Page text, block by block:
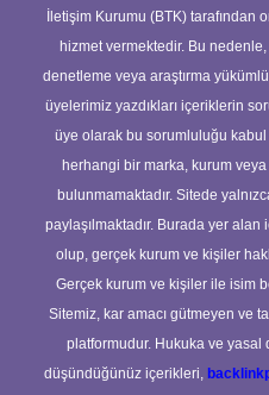
İletişim Kurumu (BTK) tarafından
hizmet vermektedir. Bu
denetleme veya araştırma
üyelerimiz yazdıkları içeriklerin
üye olarak bu sorumluluğu kabul
herhangi bir marka, kurum veya
bulunmamaktadır. Sitede
paylaşılmaktadır. Burada yer
olup, gerçek kurum ve kişiler
Gerçek kurum ve kişiler ile isim
Sitemiz, kar amacı gütmeyen ve
platformudur. Hukuka ve yasal
düşündüğünüz içerikleri,